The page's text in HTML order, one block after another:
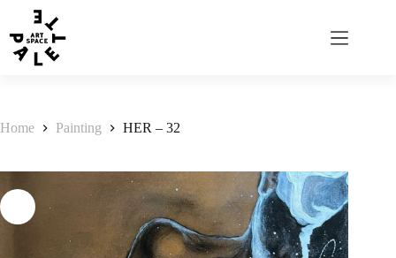
Home Painting HER – 32